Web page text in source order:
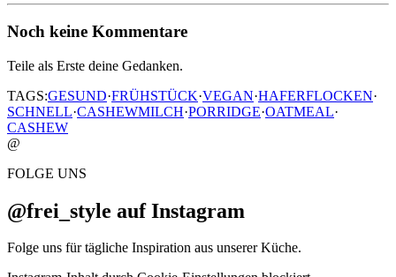
Noch keine Kommentare
Teile als Erste deine Gedanken.
TAGS:GESUND·FRÜHSTÜCK·VEGAN·HAFERFLOCKEN·
SCHNELL·CASHEWMILCH·PORRIDGE·OATMEAL·
CASHEW
@
FOLGE UNS
@frei_style auf Instagram
Folge uns für tägliche Inspiration aus unserer Küche.